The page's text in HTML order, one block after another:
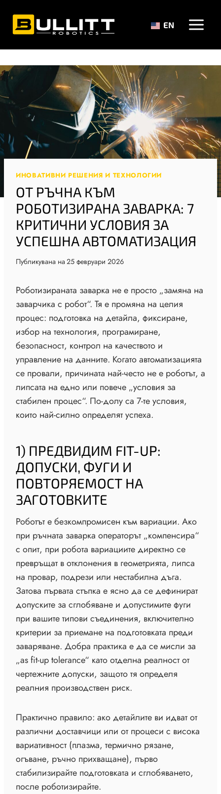
съдържанието
EN
ИНОВАТИВНИ РЕШЕНИЯ И ТЕХНОЛОГИИ
ОТ РЪЧНА КЪМ
РОБОТИЗИРАНА ЗАВАРКА: 7
КРИТИЧНИ УСЛОВИЯ ЗА
УСПЕШНА АВТОМАТИЗАЦИЯ
Публикувана на 25 февруари 2026
Роботизираната заварка не е просто „замяна на
заварчика с робот“. Тя е промяна на целия
процес: подготовка на детайла, фиксиране,
избор на технология, програмиране,
безопасност, контрол на качеството и
управление на данните. Когато автоматизацията
се провали, причината най-често не е роботът, а
липсата на едно или повече „условия за
стабилен процес“. По-долу са 7-те условия,
които най-силно определят успеха.
1) ПРЕДВИДИМ FIT-UP:
ДОПУСКИ, ФУГИ И
ПОВТОРЯЕМОСТ НА
ЗАГОТОВКИТЕ
Роботът е безкомпромисен към вариации. Ако
при ръчната заварка операторът „компенсира“
с опит, при робота вариациите директно се
превръщат в отклонения в геометрията, липса
на провар, подрези или нестабилна дъга.
Затова първата стъпка е ясно да се дефинират
допуските за сглобяване и допустимите фуги
при вашите типови съединения, включително
критерии за приемане на подготовката преди
заваряване. Добра практика е да се мисли за
„as fit-up tolerance“ като отделна реалност от
чертежните допуски, защото тя определя
реалния производствен риск.
Практично правило: ако детайлите ви идват от
различни доставчици или от процеси с висока
вариативност (плазма, термично рязане,
огъване, ръчно прихващане), първо
стабилизирайте подготовката и сглобяването,
после роботизирайте.